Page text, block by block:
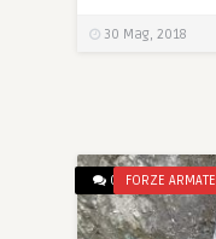
30 Mag, 2018
0 FORZE ARMATE